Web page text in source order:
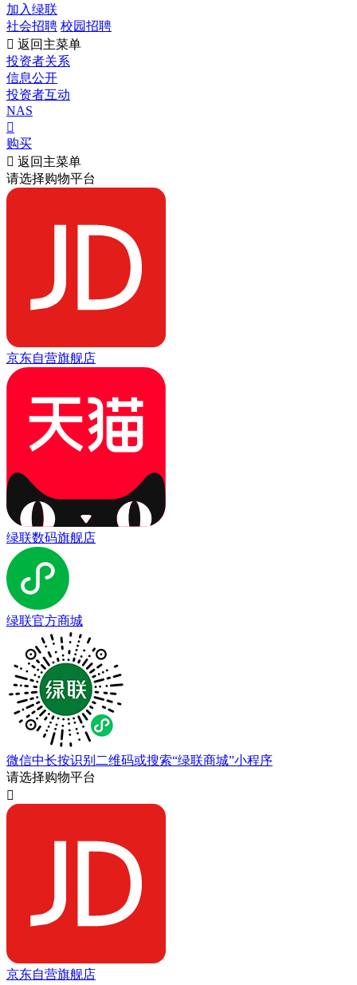
加入绿联
社会招聘 校园招聘
 返回主菜单
投资者关系
信息公开
投资者互动
NAS

购买
 返回主菜单
请选择购物平台
京东自营旗舰店
绿联数码旗舰店
绿联官方商城
微信中长按识别二维码或搜索“绿联商城”小程序
请选择购物平台

京东自营旗舰店